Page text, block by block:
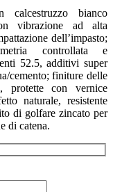
calcestruzzo bianco
vibrazione ad alta
dell’impasto;
controllata e
52.5, additivi super
cemento; finiture delle
protette con vernice
naturale, resistente
di golfare zincato per
di catena.